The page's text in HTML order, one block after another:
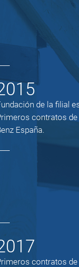
de la filial
contratos
España.
contratos